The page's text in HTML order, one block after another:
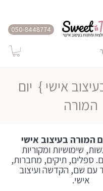
050-8448774
אישי } יום
המורה
המורה בעיצוב אישי
שימושיות ומקוריות
ספלים, תיקים, מחברות,
עם שם, הקדשה ועיצוב
אישי.